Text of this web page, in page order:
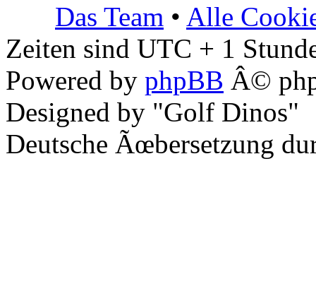
Das Team • Alle
Zeiten sind UTC + 1
Powered by phpBB Â©
Designed by "Golf Dinos"
Deutsche Ãœbersetzung